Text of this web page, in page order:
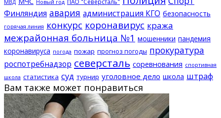
МВД Новый год
Финляндия авария администрация КГО безопасность
горячая линия конкурс коронавирус кража
межрайонная больница №1 мошенники пандемия
коронавируса погода пожар прогноз погоды прокуратура
роспотребнадзор северсталь соревнования спортивная
школа статистика суд турнир уголовное дело школа штраф
Вам также может понравиться